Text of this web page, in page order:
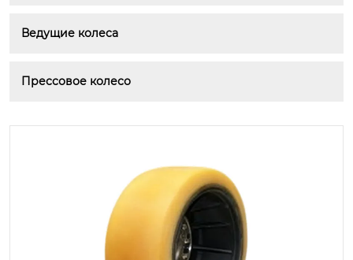
Ведущие колеса
Прессовое колесо